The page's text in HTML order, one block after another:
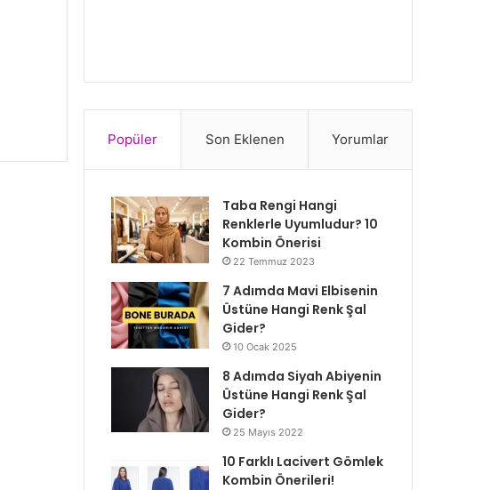
Popüler
Son Eklenen Yorumlar
Taba Rengi Hangi
Renklerle Uyumludur? 10
Kombin Önerisi
22 Temmuz 2023
7 Adımda Mavi Elbisenin
Üstüne Hangi Renk Şal
Gider?
10 Ocak 2025
8 Adımda Siyah Abiyenin
Üstüne Hangi Renk Şal
Gider?
25 Mayıs 2022
10 Farklı Lacivert Gömlek
Kombin Önerileri!